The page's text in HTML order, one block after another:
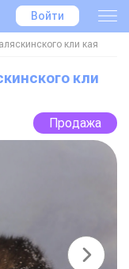
Войти
кли кая
Продажа